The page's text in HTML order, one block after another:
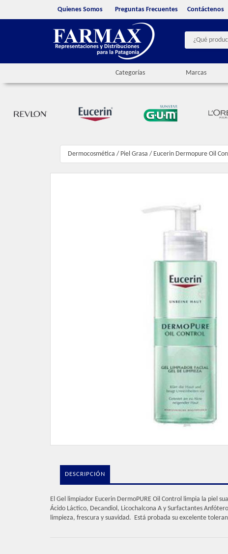
Quienes Somos Preguntas Frecuentes Contáctenos
Categorías Marcas
Dermocosmética / Piel Grasa / Eucerin Dermopure Oil
DESCRIPCIÓN
El Gel limpiador Eucerin DermoPURE Oil Control limpia la piel
Ácido Láctico, Decandiol, Licochalcona A y Surfactantes
limpieza, frescura y suavidad. Está probada su excelente